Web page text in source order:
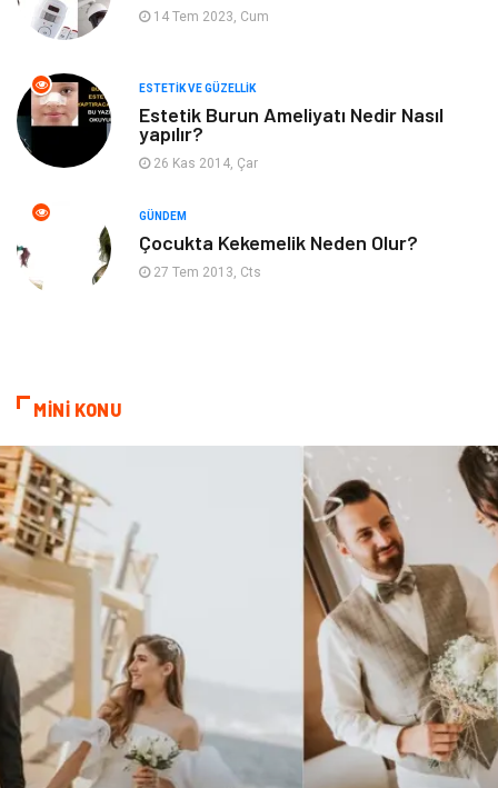
Güzellik
Beslenme
Psikolojik Hastalıklar
Kanser
Bakım Aksesuar
Sağlık Haberleri Blogroll
Spor Malzemeleri Hediyelik Eşya
Kültür Acil ve İlkyardım
14 Tem 2023, Cum
ESTETIK VE GÜZELLIK
Estetik Burun Ameliyatı Nedir Nasıl
yapılır?
26 Kas 2014, Çar
GÜNDEM
Çocukta Kekemelik Neden Olur?
27 Tem 2013, Cts
MİNİ KONU